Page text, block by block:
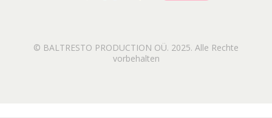
© BALTRESTO PRODUCTION OÜ. 2025. Alle Rechte
vorbehalten